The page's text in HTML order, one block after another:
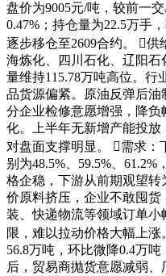
盘价为9005元/吨，较前一
0.47%；持仓量为22.5万手
逐步移仓至2609合约。 供
海炼化、四川石化、辽阳
量维持115.78万吨高位。行
品货源偏紧。原油反弹后
分企业检修意愿增强，降
化。上半年无新增产能投
对盘面支撑明显。 需求：
别为48.5%、59.5%、
格企稳，下游从前期观望
价原料挤压，企业不敢囤
装、快递物流等领域订单
限，难以拉动价格大幅上
56.8万吨，环比微降0.4万
后，贸易商抛货意愿减弱